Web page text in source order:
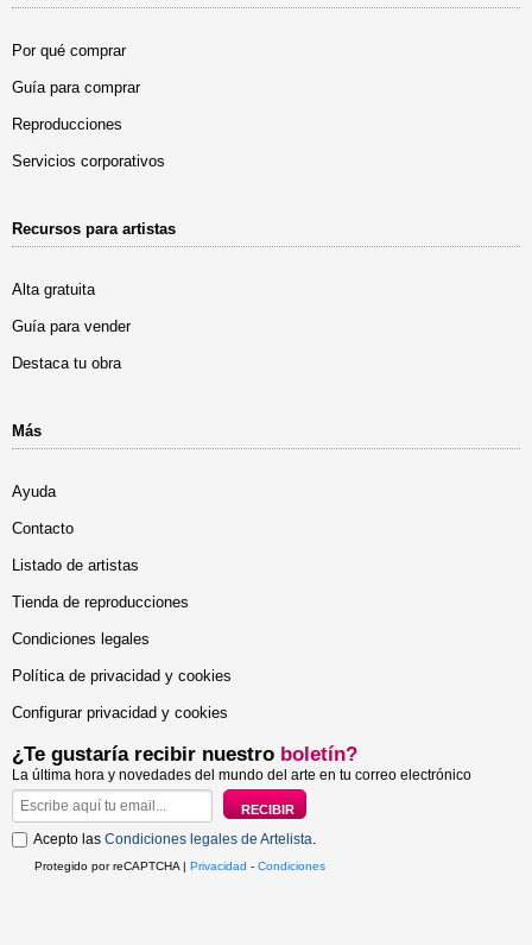
Por qué comprar
Guía para comprar
Reproducciones
Servicios corporativos
Recursos para artistas
Alta gratuita
Guía para vender
Destaca tu obra
Más
Ayuda
Contacto
Listado de artistas
Tienda de reproducciones
Condiciones legales
Política de privacidad y cookies
Configurar privacidad y cookies
¿Te gustaría recibir nuestro boletín?
La última hora y novedades del mundo del arte en tu correo electrónico
Acepto las Condiciones legales de Artelista.
Protegido por reCAPTCHA | Privacidad - Condiciones